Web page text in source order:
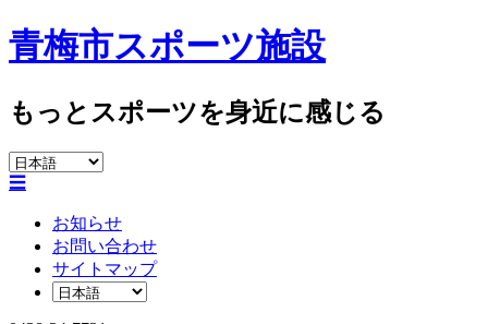
青梅市スポーツ施設
もっとスポーツを身近に感じる
☰
お知らせ
お問い合わせ
サイトマップ